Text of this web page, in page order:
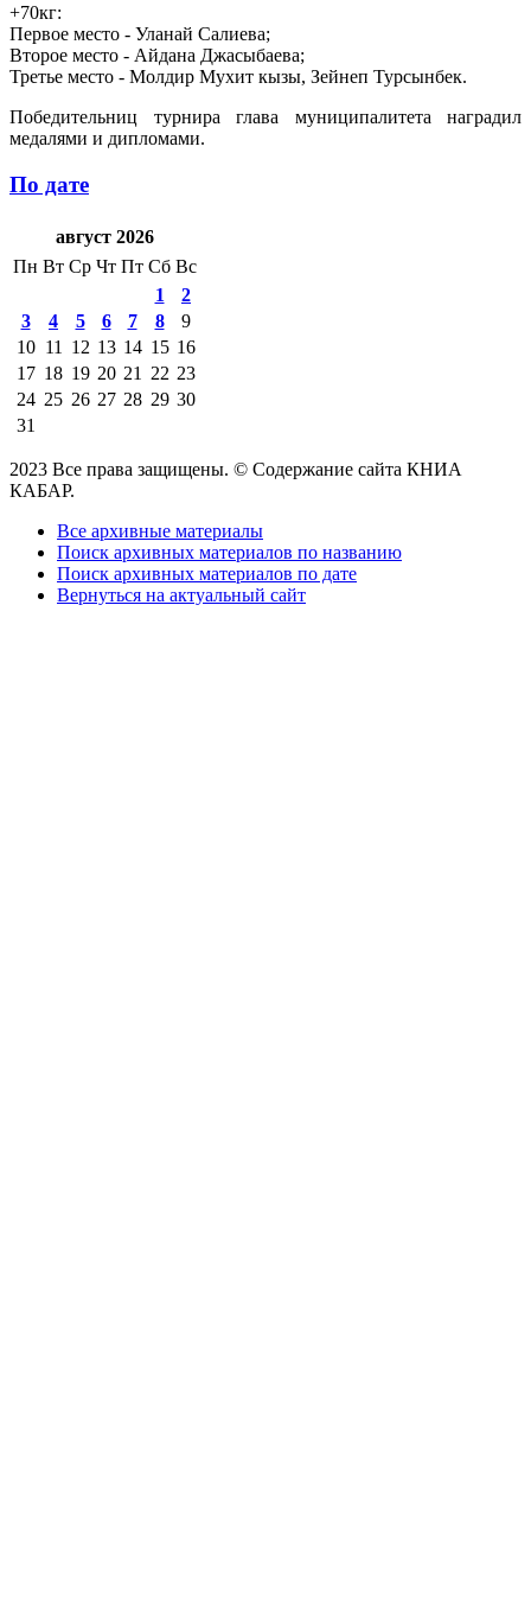
+70кг:
Первое место - Уланай Салиева;
Второе место - Айдана Джасыбаева;
Третье место - Молдир Мухит кызы, Зейнеп Турсынбек.
Победительниц турнира глава муниципалитета наградил
медалями и дипломами.
По дате
август 2026
Пн Вт Ср Чт Пт Сб Вс
1
2
3
4 5 6 7 8
9
10 11 12 13 14 15 16
17 18 19 20 21 22 23
24 25 26 27 28 29 30
31
2023 Все права защищены. © Содержание сайта КНИА
КАБАР.
Все архивные материалы
Поиск архивных материалов по названию
Поиск архивных материалов по дате
Вернуться на актуальный сайт